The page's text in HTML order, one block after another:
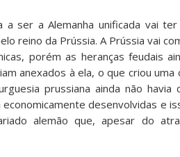
a ser a Alemanha unificada vai
reino da Prússia. A Prússia vai
porém as heranças feudais
anexados à ela, o que criou
prussiana ainda não
desenvolvidas e
alemão que, apesar do